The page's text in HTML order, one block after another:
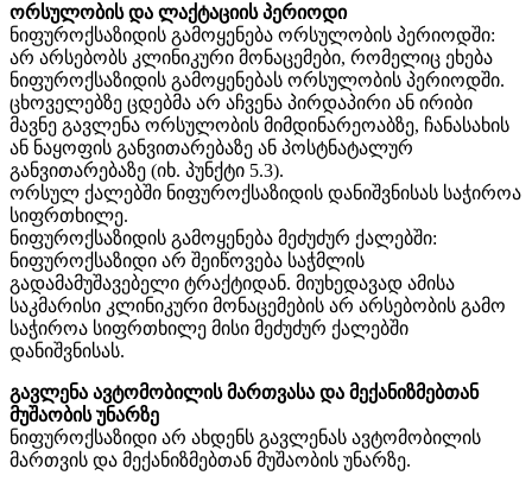
ორსულობის და ლაქტაციის პერიოდი
ნიფუროქსაზიდის გამოყენება ორსულობის პერიოდში:
არ არსებობს კლინიკური მონაცემები, რომელიც ეხება
ნიფუროქსაზიდის გამოყენებას ორსულობის პერიოდში.
ცხოველებზე ცდებმა არ აჩვენა პირდაპირი ან ირიბი
მავნე გავლენა ორსულობის მიმდინარეოაბზე, ჩანასახის
ან ნაყოფის განვითარებაზე ან პოსტნატალურ
განვითარებაზე (იხ. პუნქტი 5.3).
ორსულ ქალებში ნიფუროქსაზიდის დანიშვნისას საჭიროა
სიფრთხილე.
ნიფუროქსაზიდის გამოყენება მეძუძურ ქალებში:
ნიფუროქსაზიდი არ შეიწოვება საჭმლის
გადამამუშავებელი ტრაქტიდან. მიუხედავად ამისა
საკმარისი კლინიკური მონაცემების არ არსებობის გამო
საჭიროა სიფრთხილე მისი მეძუძურ ქალებში
დანიშვნისას.
გავლენა ავტომობილის მართვასა და მექანიზმებთან
მუშაობის უნარზე
ნიფუროქსაზიდი არ ახდენს გავლენას ავტომობილის
მართვის და მექანიზმებთან მუშაობის უნარზე.